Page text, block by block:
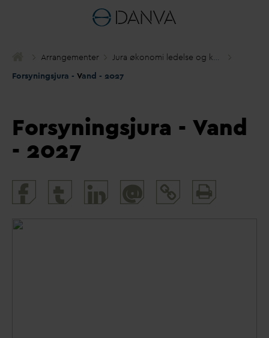
Arrangementer
Jura økonomi ledelse og kommunikation
Forsyningsjura - Vand - 2027
Forsyningsjura - Vand
- 2027
@
and